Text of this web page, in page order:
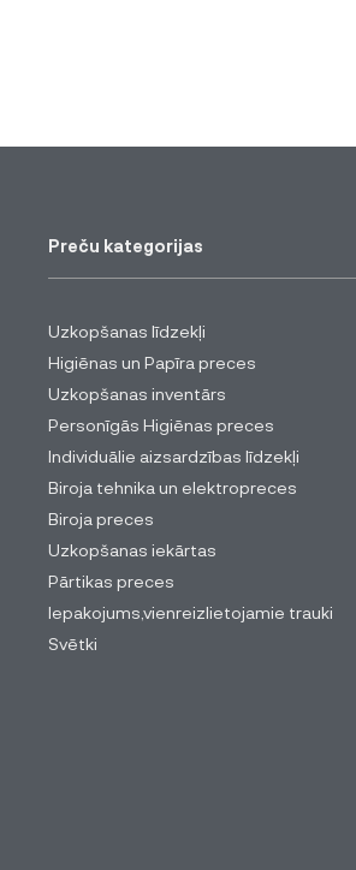
Preču kategorijas
Uzkopšanas līdzekļi
Higiēnas un Papīra preces
Uzkopšanas inventārs
Personīgās Higiēnas preces
Individuālie aizsardzības līdzekļi
Biroja tehnika un elektropreces
Biroja preces
Uzkopšanas iekārtas
Pārtikas preces
Iepakojums,vienreizlietojamie trauki
Svētki